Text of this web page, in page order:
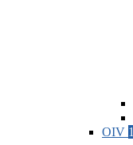
OIV 1